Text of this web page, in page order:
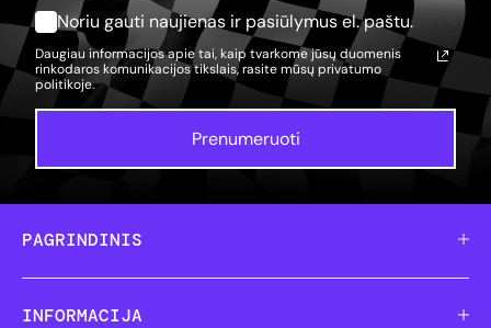
Noriu gauti naujienas ir pasiūlymus el. paštu.
Daugiau informacijos apie tai, kaip tvarkome jūsų duomenis
rinkodaros komunikacijos tikslais, rasite mūsų privatumo
politikoje.
Prenumeruoti
PAGRINDINIS
INFORMACIJA